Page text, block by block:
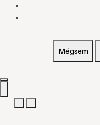
Mégsem